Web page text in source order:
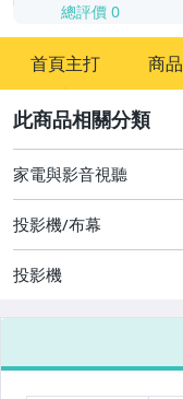
總評價 0
首頁主打 商
圖書/影音/文具
古董、藝術與礦石
手機、配件與通訊
美容保養與彩妝
電腦、平板與周邊
家電與影音視聽
投影機/布幕
投影機